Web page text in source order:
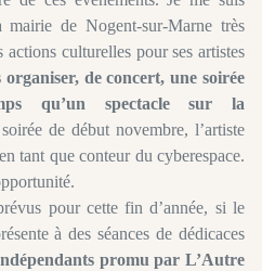
mairie de Nogent-sur-Marne très
culturelles pour ses artistes
organiser, de concert, une soirée
qu’un spectacle sur la
de début novembre, l’artiste
tant que conteur du cyberespace.
pour cette fin d’année, si le
à des séances de dédicaces
promu par L’Autre